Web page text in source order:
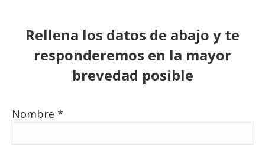
Rellena los datos de abajo y te
responderemos en la mayor
brevedad posible
Nombre *